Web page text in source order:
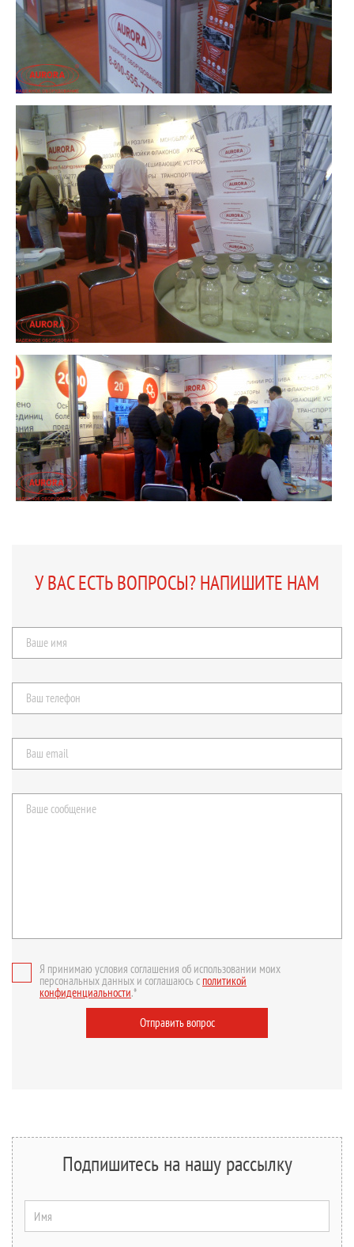
У ВАС ЕСТЬ ВОПРОСЫ? НАПИШИТЕ НАМ
Я принимаю условия соглашения об использовании моих
персональных данных и соглашаюсь сполитикой
конфиденциальности.*
Отправить вопрос
Подпишитесь на нашу рассылку
Имя